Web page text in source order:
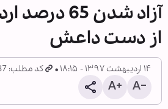
آزاد شدن 65
از دست داعش
۱۴ اردیبهشت ۱۳۹۷ - ۱۸:۱۵ کد مطلب: 735887